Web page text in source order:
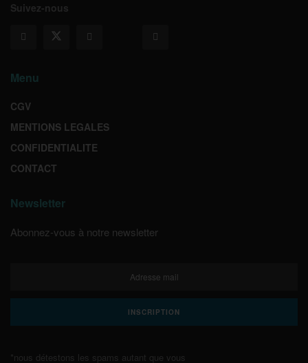
Suivez-nous
Menu
CGV
MENTIONS LEGALES
CONFIDENTIALITE
CONTACT
Newsletter
Abonnez-vous à notre newsletter
*nous détestons les spams autant que vous